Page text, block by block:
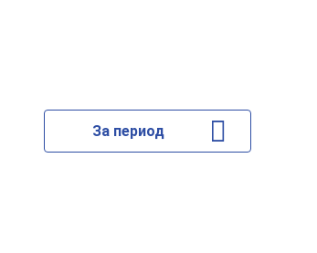
За период